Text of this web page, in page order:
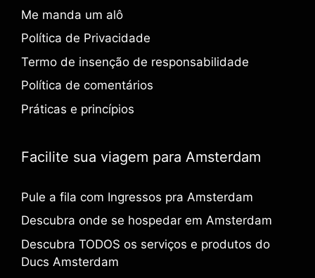
Me manda um alô
Política de Privacidade
Termo de insenção de responsabilidade
Política de comentários
Práticas e princípios
Facilite sua viagem para Amsterdam
Pule a fila com Ingressos pra Amsterdam
Descubra onde se hospedar em Amsterdam
Descubra TODOS os serviços e produtos do
Ducs Amsterdam